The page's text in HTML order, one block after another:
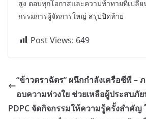
สูง ตอบทุกโอกาสและความท้าทายที่เปลี่ย
กรรมการผู้จัดการใหญ่ สรุปปิดท้าย
Post Views: 649
“ข้าวตราฉัตร” ผนึกกำลังเครือซีพี –
อบความห่วงใย ช่วยเหลือผู้ประสบภั
PDPC จัดกิจกรรมให้ความรู้ครั้งสำคัญ